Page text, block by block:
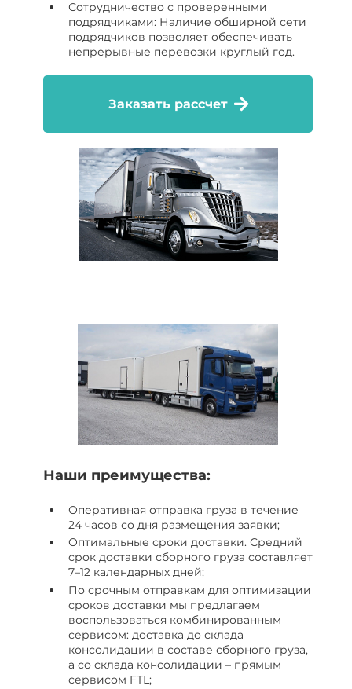
Сотрудничество с проверенными
подрядчиками: Наличие обширной сети
подрядчиков позволяет обеспечивать
непрерывные перевозки круглый год.
Заказать рассчет
Наши преимущества:
Оперативная отправка груза в течение
24 часов со дня размещения заявки;
Оптимальные сроки доставки. Средний
срок доставки сборного груза составляет
7–12 календарных дней;
По срочным отправкам для оптимизации
сроков доставки мы предлагаем
воспользоваться комбинированным
сервисом: доставка до склада
консолидации в составе сборного груза,
а со склада консолидации – прямым
сервисом FTL;